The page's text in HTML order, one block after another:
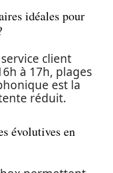
idéales pour
client
à 17h, plages
est la
réduit.
évolutives en